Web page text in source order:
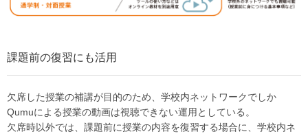
課題前の復習にも活用
欠席した授業の補講が目的のため、学校内ネットワークでしか
Qumuによる授業の動画は視聴できない運用としている。
欠席時以外では、課題前に授業の内容を復習する場合に、学校内ネ